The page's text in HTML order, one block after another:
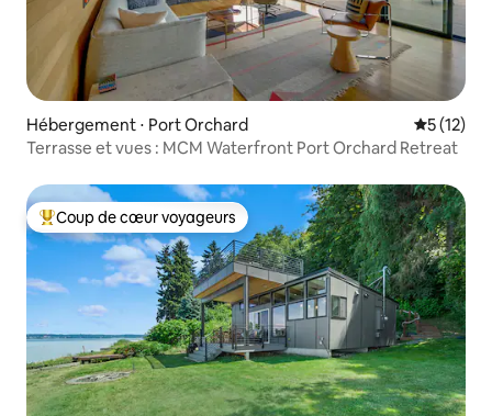
Hébergement ⋅ Port Orchard
5 (12)
Terrasse et vues : MCM Waterfront Port Orchard Retreat
Coups de cœur voyageurs les plus appréciés
Coup de cœur voyageurs